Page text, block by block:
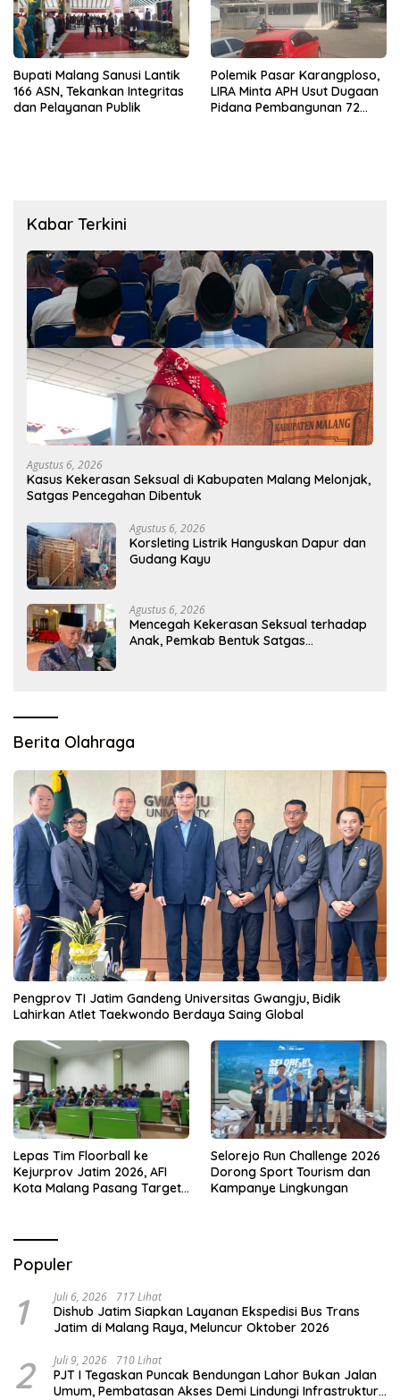
Bupati Malang Sanusi Lantik
166 ASN, Tekankan Integritas
dan Pelayanan Publik
Polemik Pasar Karangploso,
LIRA Minta APH Usut Dugaan
Pidana Pembangunan 72
Kabar Terkini
Agustus 6, 2026
Kasus Kekerasan Seksual di Kabupaten Malang Melonjak,
Satgas Pencegahan Dibentuk
Agustus 6, 2026
Korsleting Listrik Hanguskan Dapur dan
Gudang Kayu
Agustus 6, 2026
Mencegah Kekerasan Seksual terhadap
Anak, Pemkab Bentuk Satgas
Berita Olahraga
Pengprov TI Jatim Gandeng Universitas Gwangju, Bidik
Lahirkan Atlet Taekwondo Berdaya Saing Global
Lepas Tim Floorball ke
Kejurprov Jatim 2026, AFI
Kota Malang Pasang Target
Selorejo Run Challenge 2026
Dorong Sport Tourism dan
Kampanye Lingkungan
Populer
1 Juli 6, 2026 717 Lihat
Dishub Jatim Siapkan Layanan Ekspedisi Bus Trans
Jatim di Malang Raya, Meluncur Oktober 2026
2 Juli 9, 2026 710 Lihat
PJT I Tegaskan Puncak Bendungan Lahor Bukan Jalan
Umum, Pembatasan Akses Demi Lindungi Infrastruktur